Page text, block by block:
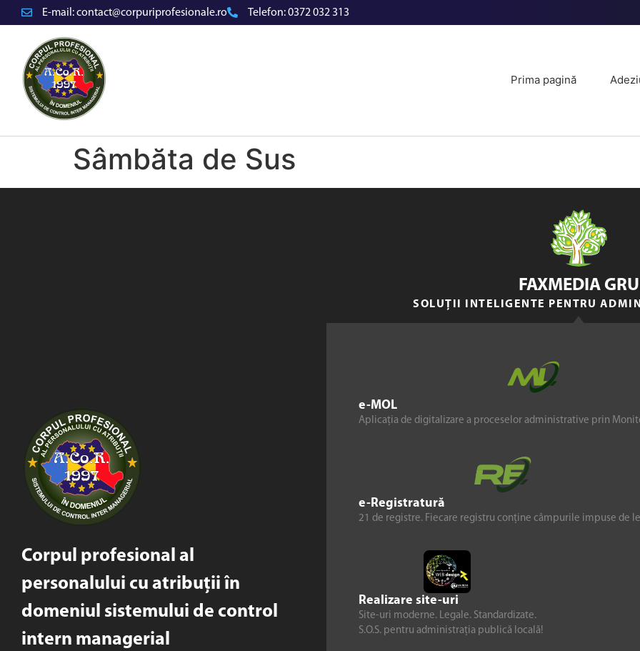
E-mail:contact@corpuriprofesionale.ro Telefon:0372 032 313
Prima pagină
Sâmbăta de Sus
Corpul profesional al
personalului cu atribuții în
domeniul sistemului de control
intern managerial
e-MOL
Aplicația de digitalizare a proceselor administrative prin
e-Registratură
21 de registre. Fiecare registru conține câmpurile impuse de
Realizare site-uri
Site-uri moderne. Legale. Standardizate.
S.O.S. pentru administrația publică locală!
FAXMEDIA
SOLUȚII INTELIGENTE PENTRU